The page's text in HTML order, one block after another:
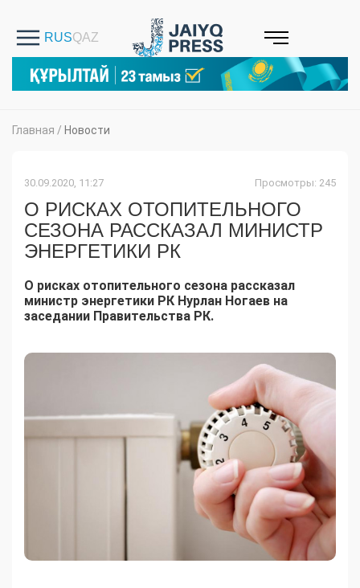
Главная / Новости
30.09.2020, 11:27 Просмотры: 245
О РИСКАХ ОТОПИТЕЛЬНОГО
СЕЗОНА РАССКАЗАЛ МИНИСТР
ЭНЕРГЕТИКИ РК
О рисках отопительного сезона рассказал
министр энергетики РК Нурлан Ногаев на
заседании Правительства РК.